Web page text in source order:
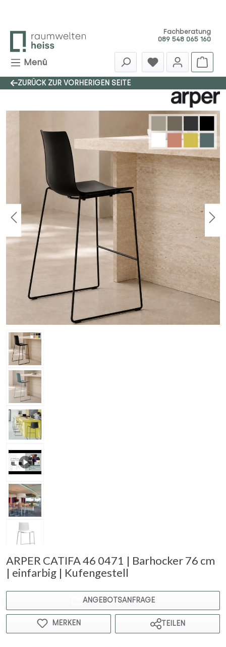
Fachberatung
089 548 065 160
Menü
ZURÜCK ZUR VORHERIGEN SEITE
ARPER CATIFA 46 0471 | Barhocker 76 cm
| einfarbig | Kufengestell
ANGEBOTSANFRAGE
MERKEN TEILEN